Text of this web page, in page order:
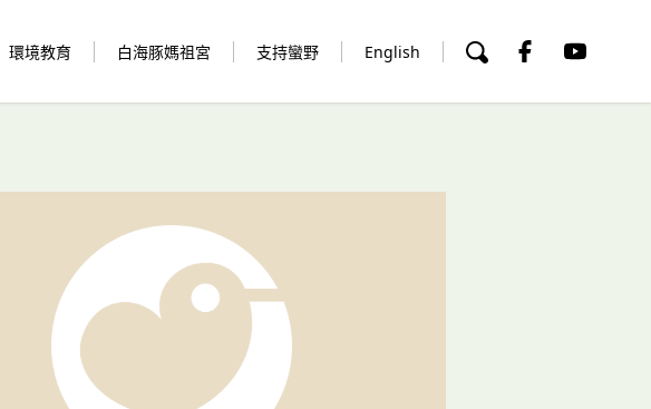
環境教育 白海豚媽祖宮 支持蠻野 English